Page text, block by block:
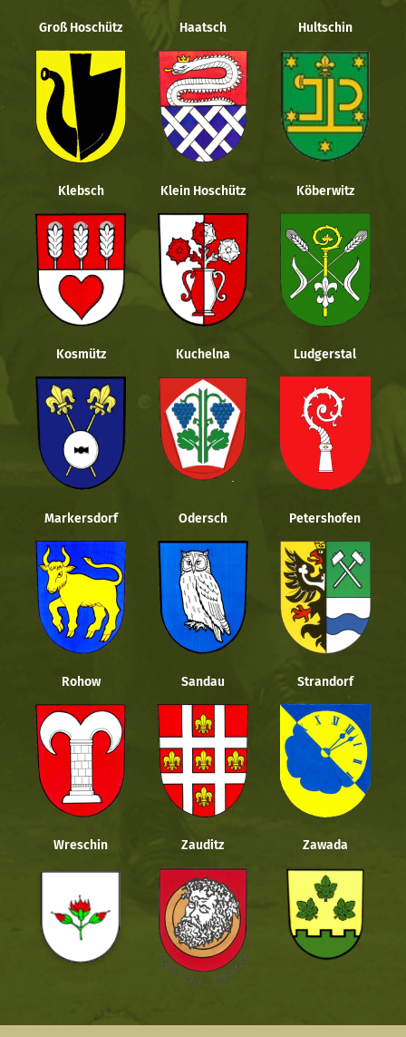
Groß Hoschütz Haatsch Hultschin
Klebsch Klein Hoschütz Köberwitz
Kosmütz Kuchelna Ludgerstal
Markersdorf Odersch Petershofen
Rohow Sandau Strandorf
Wreschin Zauditz Zawada